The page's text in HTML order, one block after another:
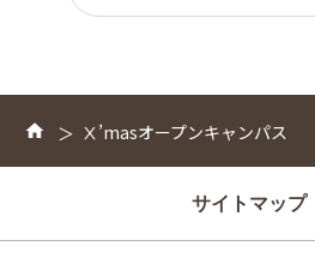
Ⅹ’masオープンキャンパス
サイトマップ